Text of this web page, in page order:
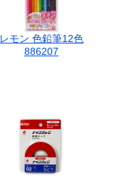
レモン 色鉛筆12色
886207